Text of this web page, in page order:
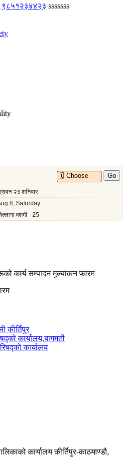
९८५१२३४४२३ sssssss
कार्य सम्पादन मुल्यांकन फारम
कीर्तिपुर
कार्यालय,बागमती
कार्यालय
कार्यालय कीर्तिपुर-काठमाण्डौ,